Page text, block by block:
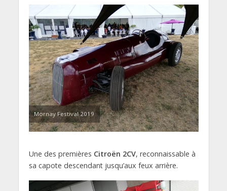
Mornay Festival 2019
Une des premières Citroën 2CV, reconnaissable à
sa capote descendant jusqu’aux feux arrière.